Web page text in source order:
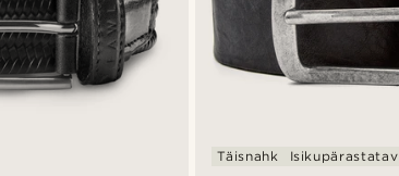
Täisnahk Isikupärastatav